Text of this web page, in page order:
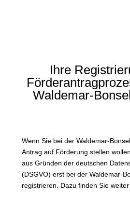
Ihre
Waldemar-
Wenn Sie bei der Waldemar-
Antrag auf Förderung stellen
aus Gründen der deutschen
(DSGVO) erst bei der Waldemar-
registrieren. Dazu finden Sie